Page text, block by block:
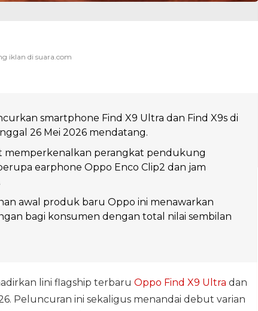
smartphone Find X9 Ultra dan Find X9s di
26 Mei 2026 mendatang.
memperkenalkan perangkat pendukung
earphone Oppo Enco Clip2 dan jam
awal produk baru Oppo ini menawarkan
bagi konsumen dengan total nilai sembilan
lini flagship terbaru Oppo Find X9 Ultra dan
Peluncuran ini sekaligus menandai debut varian